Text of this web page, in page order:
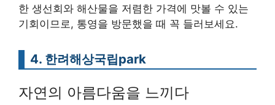
한 생선회와 해산물을 저렴한 가격에 맛볼 수 있는
기회이므로, 통영을 방문했을 때 꼭 들러보세요.
4. 한려해상국립park
자연의 아름다움을 느끼다